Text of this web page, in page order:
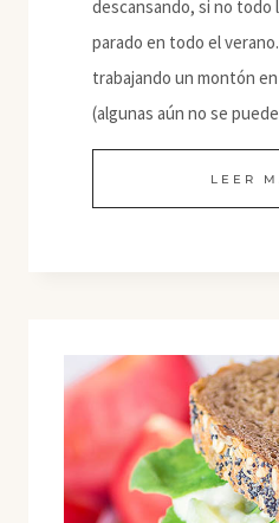
descansando, si no todo
parado en todo el
trabajando un montón
(algunas aún no se
LEER